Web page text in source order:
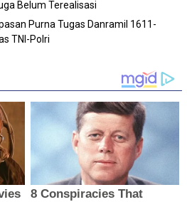
Belum Terealisasi
Purna Tugas Danramil 1611-
TNI-Polri